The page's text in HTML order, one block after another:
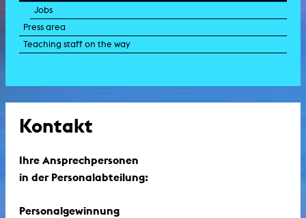
Jobs
Press area
Teaching staff on the way
Kontakt
Ihre Ansprechpersonen
in der Personalabteilung:
Personalgewinnung